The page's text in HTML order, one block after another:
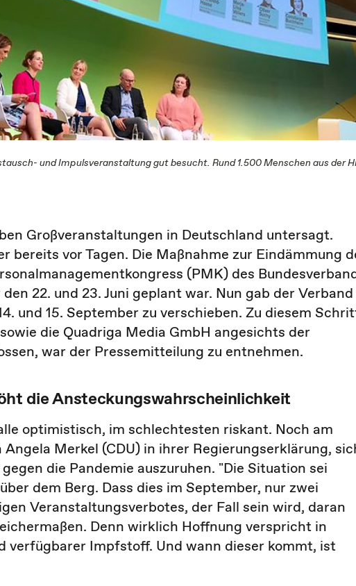
und Impulsveranstaltung gut besucht. Rund 1.500 Menschen aus der
Großveranstaltungen in Deutschland untersagt.
bereits vor Tagen. Die Maßnahme zur Eindämmung
(PMK) des
22. und 23. Juni geplant war. Nun gab der Verband
und 15. September zu verschieben. Zu diesem
die Quadriga Media GmbH angesichts der
war der Pressemitteilung zu entnehmen.
die Ansteckungswahrscheinlichkeit
optimistisch, im schlechtesten riskant. Noch am
Merkel (CDU) in ihrer Regierungserklärung,
die Pandemie auszuruhen. "Die Situation sei
dem Berg. Dass dies im September, nur zwei
Veranstaltungsverbotes, der Fall sein wird, daran
Denn wirklich Hoffnung verspricht in
verfügbarer Impfstoff. Und wann dieser kommt, ist